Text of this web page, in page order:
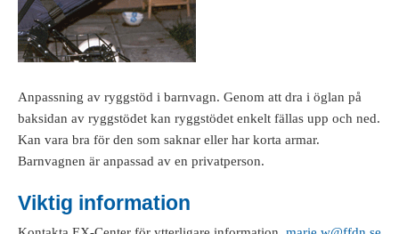
Anpassning av ryggstöd i barnvagn. Genom att dra i öglan på
baksidan av ryggstödet kan ryggstödet enkelt fällas upp och ned.
Kan vara bra för den som saknar eller har korta armar.
Barnvagnen är anpassad av en privatperson.
Viktig information